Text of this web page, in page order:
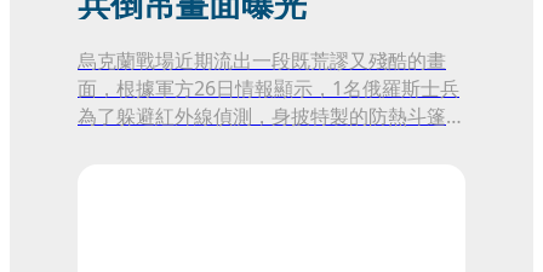
烏克蘭戰場近期流出一段既荒謬又殘酷的畫
面，根據軍方26日情報顯示，1名俄羅斯士兵
為了躲避紅外線偵測，身披特製的防熱斗篷，